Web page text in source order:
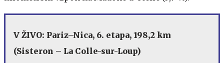
V ŽIVO: Pariz–Nica, 6. etapa, 198,2 km
(Sisteron – La Colle-sur-Loup)